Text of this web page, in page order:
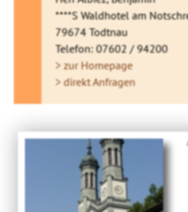
****S Waldhotel am
79674 Todtnau
Telefon: 07602 / 94200
> zur Homepage
> direkt Anfragen